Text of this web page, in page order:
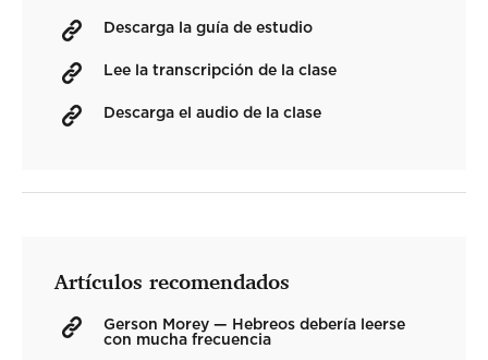
Descarga la guía de estudio
Lee la transcripción de la clase
Descarga el audio de la clase
Artículos recomendados
Gerson Morey — Hebreos debería leerse
con mucha frecuencia